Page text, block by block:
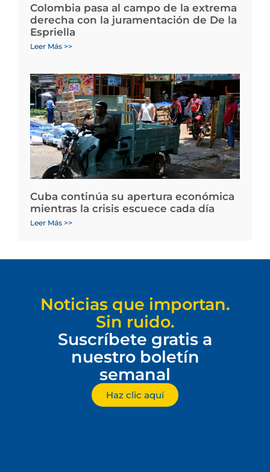
Colombia pasa al campo de la extrema
derecha con la juramentación de De la
Espriella
Leer Más >>
Cuba continúa su apertura económica
mientras la crisis escuece cada día
Leer Más >>
Noticias que importan.
Sin ruido.
Suscríbete gratis a
nuestro boletín
semanal
Haz clic aquí